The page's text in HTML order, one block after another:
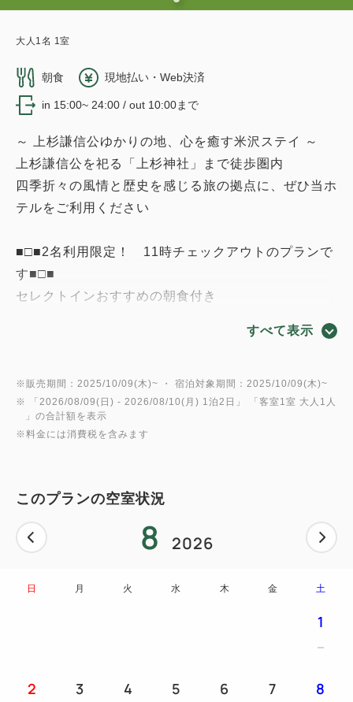
大人 1 名 1 室
朝食 現地払い・Web決済
in 15:00~ 24:00 / out 10:00まで
～ 上杉謙信公ゆかりの地、心を癒す米沢ステイ ～
上杉謙信公を祀る「上杉神社」まで徒歩圏内
四季折々の風情と歴史を感じる旅の拠点に、ぜひ当ホ
テルをご利用ください
■□■2名利用限定！ 11時チェックアウトのプランで
す■□■
セレクトインおすすめの朝食付き
・焼き魚、ひじき、だしまき卵など朝のお供も充
実！！
(和食のおかずメニューは日替わりで変更になる場合
・心も体も温まる「お味噌汁」
・栄養補給！の「ジュース」
★時間：6:00～8:30（最終入場：8:15）
今後も快適なご滞在に、少しでもお役に立てますよう
スタッフ一同皆さまのお越しを心よりお待ち申し上げ
すべて表示
※販売期間：2025/10/09(木)~ ・ 宿泊対象期間：2025/10/09(木)~
※ 「 2026/08/09(日) - 2026/08/10(月) 1泊2日 」 「客室1室 大人1人
」の合計額を表示
※料金には消費税を含みます
このプランの空室状況
8 2026
日 月 火 水 木 金 土
1
2 3 4 5 6 7 8